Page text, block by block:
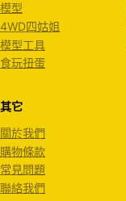
模型
4WD四姑姐
模型工具
食玩扭蛋
其它
關於我們
購物條款
常見問題
聯絡我們